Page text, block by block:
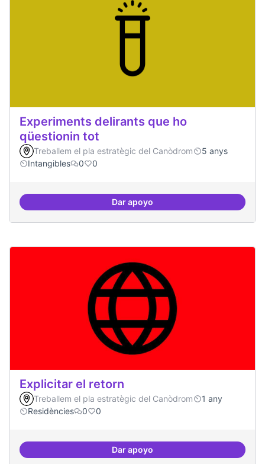
Experiments delirants que ho
qüestionin tot
Treballem el pla estratègic del Canòdrom
5 anys
Intangibles
0 0
Dar apoyoExperiments delirants que ho
Explicitar el retorn
Treballem el pla estratègic del Canòdrom
1 any
Residències
0 0
Dar apoyoExplicitar el retorn